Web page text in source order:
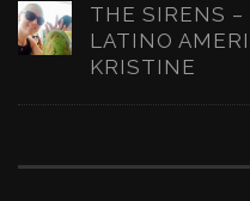
THE SIRENS –
LATINO
KRISTINE